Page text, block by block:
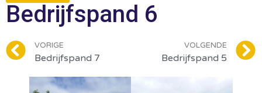
Bedrijfspand 6
VORIGE
Bedrijfspand 7
VOLGENDE
Bedrijfspand 5